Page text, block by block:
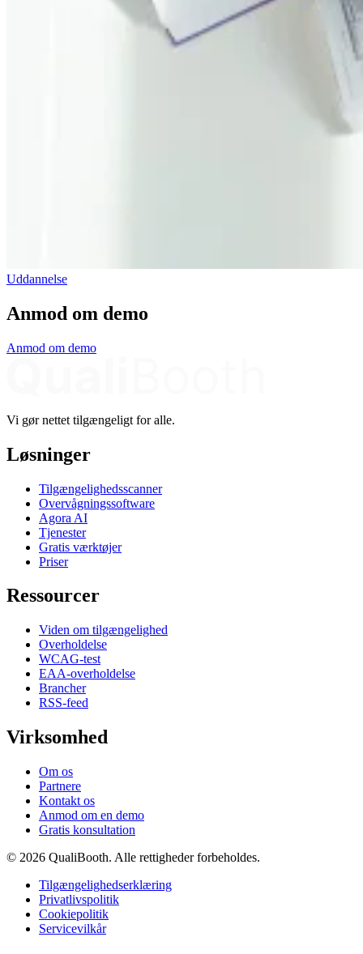
Uddannelse
Anmod om demo
Anmod om demo
Vi gør nettet tilgængeligt for alle.
Løsninger
Tilgængelighedsscanner
Overvågningssoftware
Agora AI
Tjenester
Gratis værktøjer
Priser
Ressourcer
Viden om tilgængelighed
Overholdelse
WCAG-test
EAA-overholdelse
Brancher
RSS-feed
Virksomhed
Om os
Partnere
Kontakt os
Anmod om en demo
Gratis konsultation
© 2026 QualiBooth. Alle rettigheder forbeholdes.
Tilgængelighedserklæring
Privatlivspolitik
Cookiepolitik
Servicevilkår